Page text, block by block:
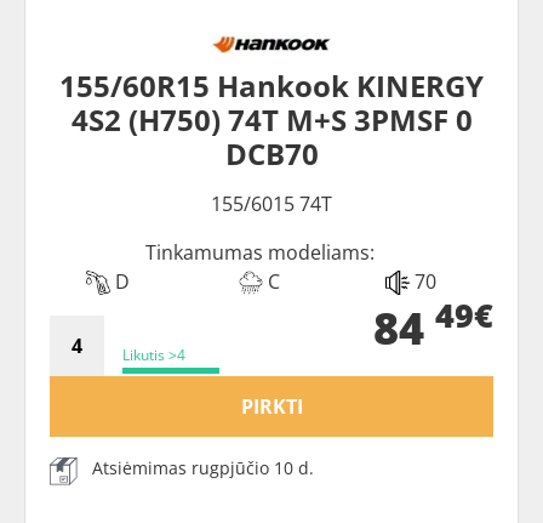
155/60R15 Hankook KINERGY
4S2 (H750) 74T M+S 3PMSF 0
DCB70
155/6015 74T
Tinkamumas modeliams:
D
C 70
Likutis >4 84 49€
PIRKTI
Atsiėmimas rugpjūčio 10 d.